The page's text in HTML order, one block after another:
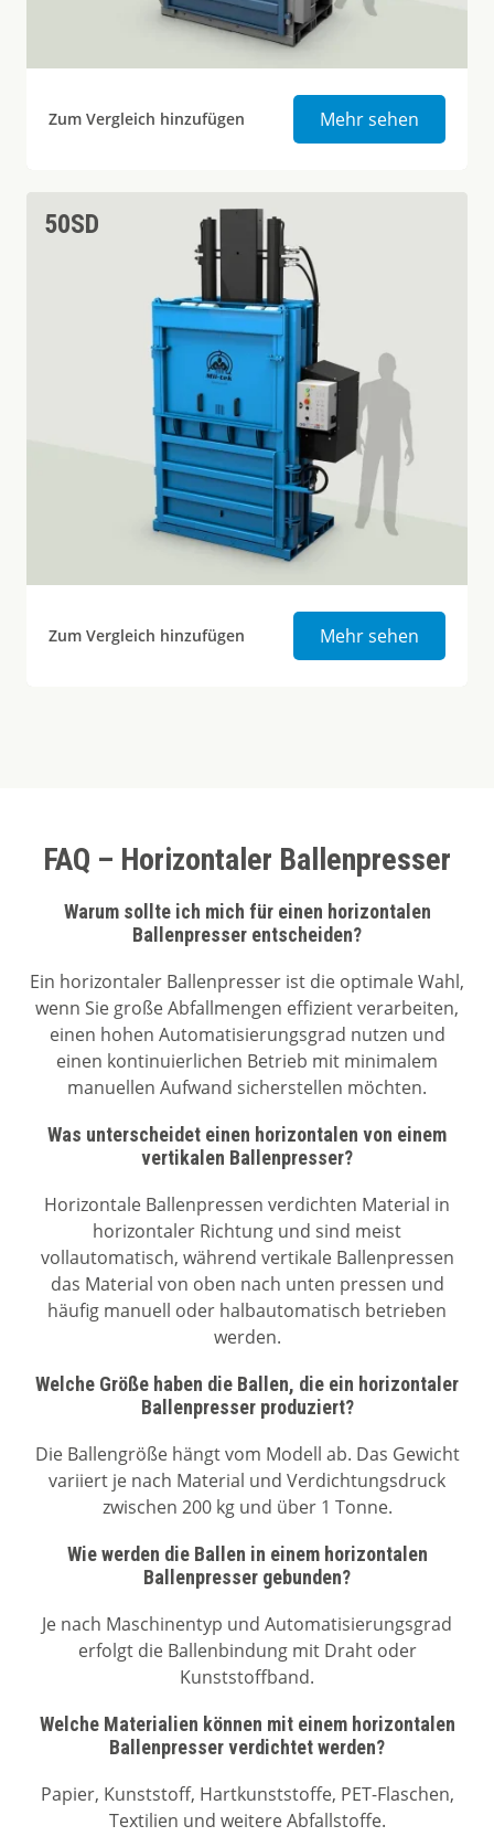
Zum Vergleich hinzufügen Mehr sehen
50SD
Zum Vergleich hinzufügen Mehr sehen
FAQ – Horizontaler Ballenpresser
Warum sollte ich mich für einen horizontalen
Ballenpresser entscheiden?
Ein horizontaler Ballenpresser ist die optimale Wahl,
wenn Sie große Abfallmengen effizient verarbeiten,
einen hohen Automatisierungsgrad nutzen und
einen kontinuierlichen Betrieb mit minimalem
manuellen Aufwand sicherstellen möchten.
Was unterscheidet einen horizontalen von einem
vertikalen Ballenpresser?
Horizontale Ballenpressen verdichten Material in
horizontaler Richtung und sind meist
vollautomatisch, während vertikale Ballenpressen
das Material von oben nach unten pressen und
häufig manuell oder halbautomatisch betrieben
werden.
Welche Größe haben die Ballen, die ein horizontaler
Ballenpresser produziert?
Die Ballengröße hängt vom Modell ab. Das Gewicht
variiert je nach Material und Verdichtungsdruck
zwischen 200 kg und über 1 Tonne.
Wie werden die Ballen in einem horizontalen
Ballenpresser gebunden?
Je nach Maschinentyp und Automatisierungsgrad
erfolgt die Ballenbindung mit Draht oder
Kunststoffband.
Welche Materialien können mit einem horizontalen
Ballenpresser verdichtet werden?
Papier, Kunststoff, Hartkunststoffe, PET-Flaschen,
Textilien und weitere Abfallstoffe.